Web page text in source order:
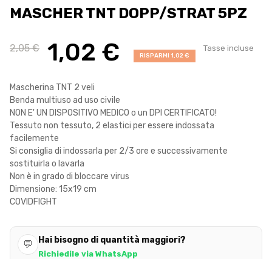
MASCHER TNT DOPP/STRAT 5PZ
2,05 € 1,02 € RISPARMI 1,02 €
Tasse incluse
Mascherina TNT 2 veli
Benda multiuso ad uso civile
NON E' UN DISPOSITIVO MEDICO o un DPI CERTIFICATO!
Tessuto non tessuto, 2 elastici per essere indossata
facilemente
Si consiglia di indossarla per 2/3 ore e successivamente
sostituirla o lavarla
Non è in grado di bloccare virus
Dimensione: 15x19 cm
COVIDFIGHT
💬 Hai bisogno di quantità maggiori?
Richiedile via WhatsApp